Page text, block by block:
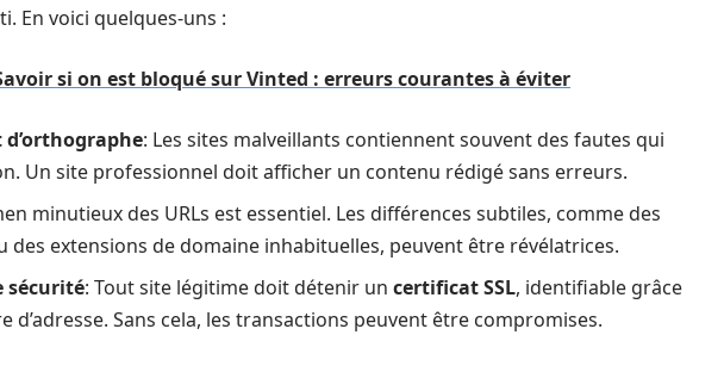
En voici quelques-uns :
si on est bloqué sur Vinted : erreurs courantes à éviter
: Les sites malveillants contiennent souvent des fautes qui
Un site professionnel doit afficher un contenu rédigé sans erreurs.
minutieux des URLs est essentiel. Les différences subtiles, comme des
extensions de domaine inhabituelles, peuvent être révélatrices.
sécurité: Tout site légitime doit détenir un certificat SSL, identifiable grâce
d’adresse. Sans cela, les transactions peuvent être compromises.